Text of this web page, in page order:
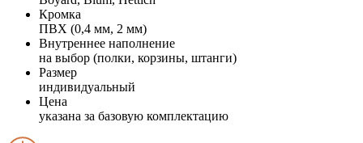
Кромка
ПВХ (0,4 мм, 2 мм)
Внутреннее наполнение
на выбор (полки, корзины, штанги)
Размер
индивидуальный
Цена
указана за базовую комплектацию